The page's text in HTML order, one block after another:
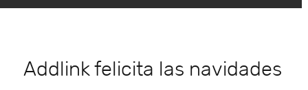
Addlink felicita las navidades